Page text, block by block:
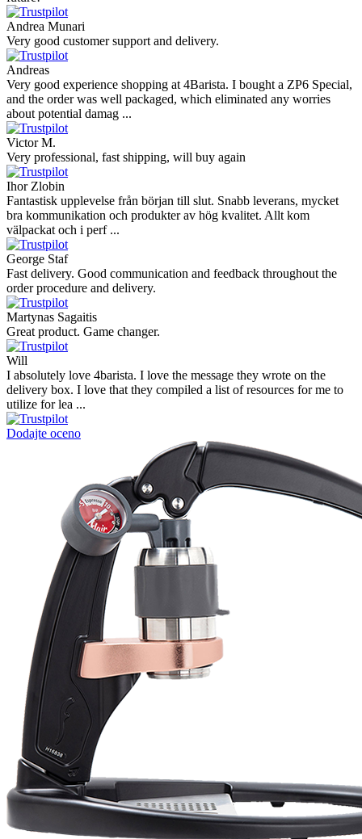
Hanna
Def recommend! Even with the trust pilot results, I'm always a bit
scared ordering from websites I did not hear of before, but this one
is 100% solid ...
Ahmed Sherif
Excellent coffee grinder! The shipping was surprisingly fast, even
though I’m in Greece and the store is based in Romania/Austria.
The grinder feels ...
Danilo
Super schnelle Lieferung und tolles Produkt
Vaarg
Very nice - well done, will shop again for sure sometime in the
future!
Andrea Munari
Very good customer support and delivery.
Andreas
Very good experience shopping at 4Barista. I bought a ZP6 Special,
and the order was well packaged, which eliminated any worries
about potential damag ...
Victor M.
Very professional, fast shipping, will buy again
Ihor Zlobin
Fantastisk upplevelse från början till slut. Snabb leverans, mycket
bra kommunikation och produkter av hög kvalitet. Allt kom
Fast delivery. Good communication and feedback throughout the
order procedure and delivery.
Martynas Sagaitis
Great product. Game changer.
I absolutely love 4barista. I love the message they wrote on the
delivery box. I love that they compiled a list of resources for me to
utilize for lea ...
Dodajte oceno